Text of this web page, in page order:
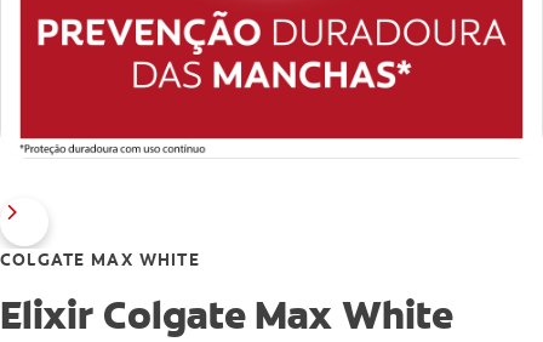
COLGATE MAX WHITE
Elixir Colgate Max White